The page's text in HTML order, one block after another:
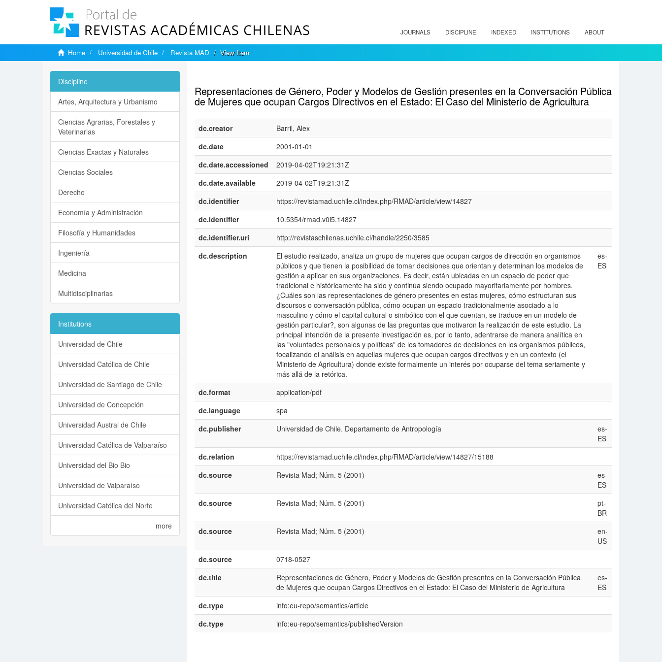
JOURNALS DISCIPLINE INDEXED INSTITUTIONS ABOUT
Home Universidad de Chile Revista MAD View Item
Representaciones de Género, Poder y Modelos de Gestión presentes en la Conversación Pública
de Mujeres que ocupan Cargos Directivos en el Estado: El Caso del Ministerio de Agricultura
dc.creator
Barril, Alex
dc.date
2001-01-01
dc.date.accessioned
2019-04-02T19:21:31Z
dc.date.available
2019-04-02T19:21:31Z
dc.identifier
https://revistamad.uchile.cl/index.php/RMAD/article/view/14827
dc.identifier
10.5354/rmad.v0i5.14827
dc.identifier.uri
http://revistaschilenas.uchile.cl/handle/2250/3585
dc.description
El estudio realizado, analiza un grupo de mujeres que ocupan cargos de dirección en organismos
públicos y que tienen la posibilidad de tomar decisiones que orientan y determinan los modelos de
gestión a aplicar en sus organizaciones. Es decir, están ubicadas en un espacio de poder que
tradicional e históricamente ha sido y continúa siendo ocupado mayoritariamente por hombres.
¿Cuáles son las representaciones de género presentes en estas mujeres, cómo estructuran sus
discursos o conversación pública, cómo ocupan un espacio tradicionalmente asociado a lo
masculino y cómo el capital cultural o simbólico con el que cuentan, se traduce en un modelo de
gestión particular?, son algunas de las preguntas que motivaron la realización de este estudio. La
principal intención de la presente investigación es, por lo tanto, adentrarse de manera analítica en
las "voluntades personales y políticas" de los tomadores de decisiones en los organismos públicos,
focalizando el análisis en aquellas mujeres que ocupan cargos directivos y en un contexto (el
Ministerio de Agricultura) donde existe formalmente un interés por ocuparse del tema seriamente y
más allá de la retórica.
es-
ES
dc.format
application/pdf
dc.language
spa
dc.publisher
Universidad de Chile. Departamento de Antropología
es-
ES
dc.relation
https://revistamad.uchile.cl/index.php/RMAD/article/view/14827/15188
dc.source
Revista Mad; Núm. 5 (2001)
es-
ES
dc.source
Revista Mad; Núm. 5 (2001)
pt-
BR
dc.source
Revista Mad; Núm. 5 (2001)
en-
US
dc.source
0718-0527
dc.title
Representaciones de Género, Poder y Modelos de Gestión presentes en la Conversación Pública
de Mujeres que ocupan Cargos Directivos en el Estado: El Caso del Ministerio de Agricultura
es-
ES
dc.type
info:eu-repo/semantics/article
dc.type
info:eu-repo/semantics/publishedVersion
Discipline
Artes, Arquitectura y Urbanismo
Ciencias Agrarias, Forestales y
Veterinarias
Ciencias Exactas y Naturales
Ciencias Sociales
Derecho
Economía y Administración
Filosofía y Humanidades
Ingeniería
Medicina
Multidisciplinarias
Institutions
Universidad de Chile
Universidad Católica de Chile
Universidad de Santiago de Chile
Universidad de Concepción
Universidad Austral de Chile
Universidad Católica de Valparaíso
Universidad del Bio Bio
Universidad de Valparaíso
Universidad Católica del Norte
more